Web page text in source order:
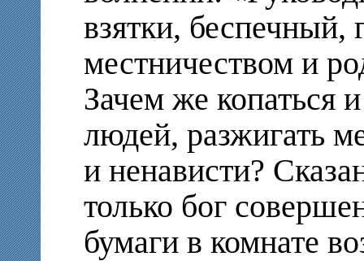
взятки,
местничеством и
Зачем же копаться
людей, разжигать
и ненависти?
только бог
бумаги в комнате